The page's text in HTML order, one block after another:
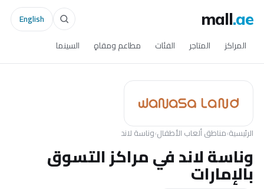
mall.ae
المراكز المتاجر الفئات مطاعم ومقاهٍ السينما
English
الرئيسية›مناطق ألعاب الأطفال›وناسة لاند
وناسة لاند في مراكز التسوق
بالإمارات